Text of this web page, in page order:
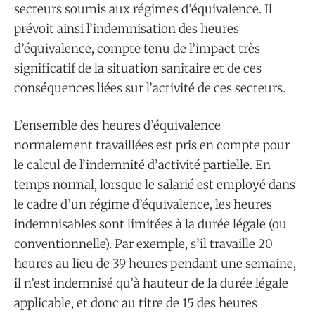
secteurs soumis aux régimes d’équivalence. Il
prévoit ainsi l’indemnisation des heures
d’équivalence, compte tenu de l’impact très
significatif de la situation sanitaire et de ces
conséquences liées sur l’activité de ces secteurs.
L’ensemble des heures d’équivalence
normalement travaillées est pris en compte pour
le calcul de l’indemnité d’activité partielle. En
temps normal, lorsque le salarié est employé dans
le cadre d’un régime d’équivalence, les heures
indemnisables sont limitées à la durée légale (ou
conventionnelle). Par exemple, s’il travaille 20
heures au lieu de 39 heures pendant une semaine,
il n’est indemnisé qu’à hauteur de la durée légale
applicable, et donc au titre de 15 des heures